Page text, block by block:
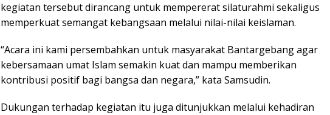
kegiatan tersebut dirancang untuk mempererat silaturahmi sekaligus
memperkuat semangat kebangsaan melalui nilai-nilai keislaman.
“Acara ini kami persembahkan untuk masyarakat Bantargebang agar
kebersamaan umat Islam semakin kuat dan mampu memberikan
kontribusi positif bagi bangsa dan negara,” kata Samsudin.
Dukungan terhadap kegiatan itu juga ditunjukkan melalui kehadiran